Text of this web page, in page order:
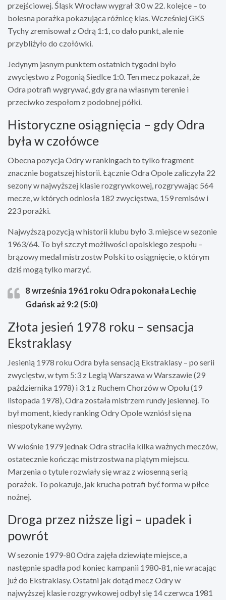
przejściowej. Śląsk Wrocław wygrał 3:0 w 22. kolejce – to
bolesna porażka pokazująca różnicę klas. Wcześniej GKS
Tychy zremisował z Odrą 1:1, co dało punkt, ale nie
przybliżyło do czołówki.
Jedynym jasnym punktem ostatnich tygodni było
zwycięstwo z Pogonią Siedlce 1:0. Ten mecz pokazał, że
Odra potrafi wygrywać, gdy gra na własnym terenie i
przeciwko zespołom z podobnej półki.
Historyczne osiągnięcia – gdy Odra
była w czołówce
Obecna pozycja Odry w rankingach to tylko fragment
znacznie bogatszej historii. Łącznie Odra Opole zaliczyła 22
sezony w najwyższej klasie rozgrywkowej, rozgrywając 564
mecze, w których odniosła 182 zwycięstwa, 159 remisów i
223 porażki.
Najwyższą pozycją w historii klubu było 3. miejsce w sezonie
1963/64. To był szczyt możliwości opolskiego zespołu –
brązowy medal mistrzostw Polski to osiągnięcie, o którym
dziś mogą tylko marzyć.
8 września 1961 roku Odra pokonała Lechię
Gdańsk aż 9:2 (5:0)
Złota jesień 1978 roku – sensacja
Ekstraklasy
Jesienią 1978 roku Odra była sensacją Ekstraklasy – po serii
zwycięstw, w tym 5:3 z Legią Warszawa w Warszawie (29
października 1978) i 3:1 z Ruchem Chorzów w Opolu (19
listopada 1978), Odra została mistrzem rundy jesiennej. To
był moment, kiedy ranking Odry Opole wzniósł się na
niespotykane wyżyny.
W wiośnie 1979 jednak Odra straciła kilka ważnych meczów,
ostatecznie kończąc mistrzostwa na piątym miejscu.
Marzenia o tytule rozwiały się wraz z wiosenną serią
porażek. To pokazuje, jak krucha potrafi być forma w piłce
nożnej.
Droga przez niższe ligi – upadek i
powrót
W sezonie 1979-80 Odra zajęła dziewiąte miejsce, a
następnie spadła pod koniec kampanii 1980-81, nie wracając
już do Ekstraklasy. Ostatni jak dotąd mecz Odry w
najwyższej klasie rozgrywkowej odbył się 14 czerwca 1981